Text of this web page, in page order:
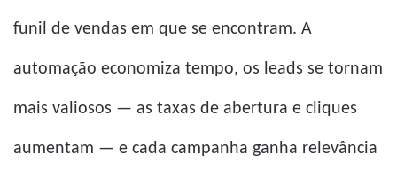
funil de vendas em que se encontram. A
automação economiza tempo, os leads se tornam
mais valiosos — as taxas de abertura e cliques
aumentam — e cada campanha ganha relevância